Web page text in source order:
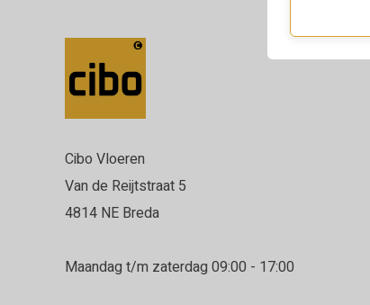
Cibo Vloeren
Van de Reijtstraat 5
4814 NE Breda
Maandag t/m zaterdag 09:00 - 17:00